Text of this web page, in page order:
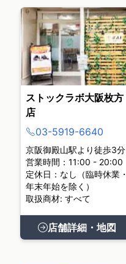
ストックラボ大阪枚方
店
03-5919-6640
京阪御殿山駅より徒歩3分
営業時間：11:00 - 20:00
定休日：なし（臨時休業・
年末年始を除く）
取扱商材: すべて
店舗詳細・地図